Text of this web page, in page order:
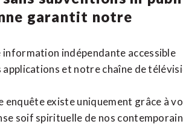
garantit notre
information indépendante accessible
applications et notrechaîne de
enquête existe uniquement grâce à
soif spirituelle de nos